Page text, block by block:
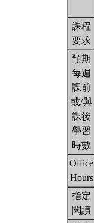
課程
要求
預期
每週
課前
或/與
課後
學習
時數
Office
Hours
指定
閱讀